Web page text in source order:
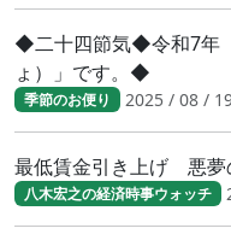
◆二十四節気◆令和7年
ょ）」です。◆
季節のお便り 2025 / 08 /
最低賃金引き上げ 悪夢
八木宏之の経済時事ウォッチ